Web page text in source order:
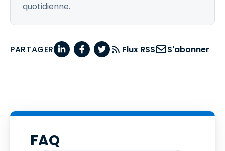
quotidienne.
PARTAGER Flux RSS S'abonner
FAQ